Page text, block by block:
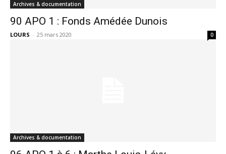
Archives & documentation
90 APO 1 : Fonds Amédée Dunois
LOURS - 25 mars 2020 0
Archives & documentation